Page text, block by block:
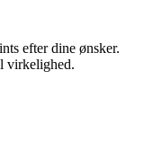
efter dine ønsker.
virkelighed.